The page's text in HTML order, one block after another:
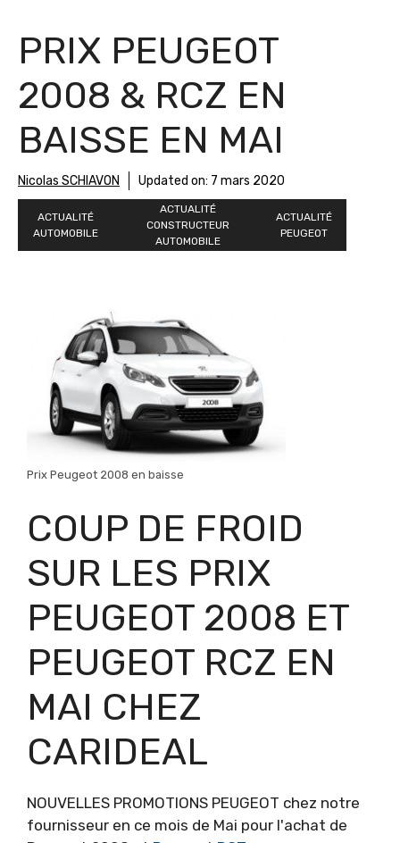
PRIX PEUGEOT
2008 & RCZ EN
BAISSE EN MAI
Nicolas SCHIAVON Updated on: 7 mars 2020
ACTUALITÉ
AUTOMOBILE
ACTUALITÉ
CONSTRUCTEUR
AUTOMOBILE
ACTUALITÉ
PEUGEOT
Prix Peugeot 2008 en baisse
COUP DE FROID
SUR LES PRIX
PEUGEOT 2008 ET
PEUGEOT RCZ EN
MAI CHEZ
CARIDEAL
NOUVELLES PROMOTIONS PEUGEOT chez notre
fournisseur en ce mois de Mai pour l'achat de